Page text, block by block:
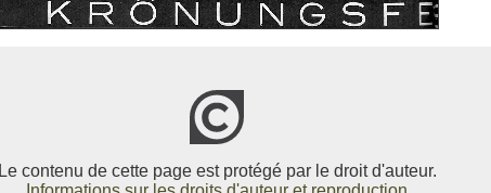
Le contenu de cette page est protégé par le droit d'auteur.